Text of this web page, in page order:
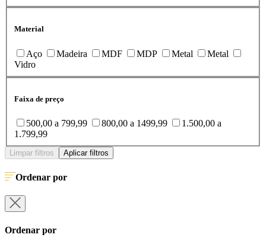
Material
Aço Madeira MDF MDP Metal
Metal
Vidro
Faixa de preço
500,00 a 799,99 800,00 a 1499,99
1.500,00 a
1.799,99
Limpar filtros Aplicar filtros
Ordenar por
Ordenar por